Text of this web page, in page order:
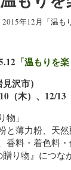
2015年12月「温も
「温もりを
沢市）
（木）、12/13
物」
と薄力粉、天
香料・着色料
贈り物』につな